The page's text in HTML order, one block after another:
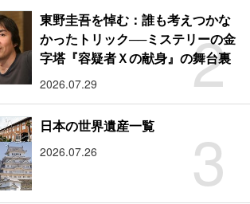
2
東野圭吾を悼む：誰も考えつかな
かったトリック──ミステリーの金
字塔『容疑者Ｘの献身』の舞台裏
2026.07.29
3
日本の世界遺産一覧
2026.07.26